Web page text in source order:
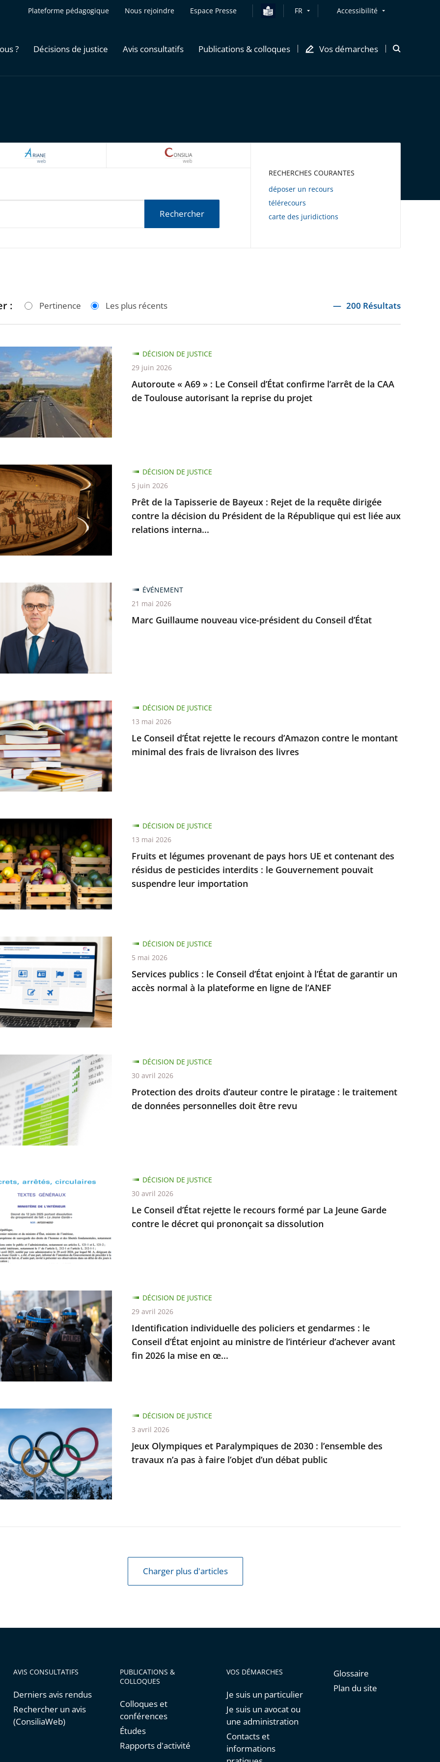
Plateforme pédagogique Nous rejoindre Espace Presse FR Accessibilité
? Décisions de justice Avis consultatifs Publications & colloques Vos démarches
Ouvrir
ARIANEWEB
Rechercher
RECHERCHES COURANTES
déposer un recours
télérecours
carte des juridictions
: Pertinence Les plus récents 200 Résultats
Autoroute « A69 » : Le Conseil d’État confirme l’arrêt de la CAA
de Toulouse autorisant la reprise du projet
DÉCISION DE JUSTICE
29 juin 2026
Prêt de la Tapisserie de Bayeux : Rejet de la requête dirigée
contre la décision du Président de la République qui est liée aux
relations interna...
DÉCISION DE JUSTICE
5 juin 2026
Marc Guillaume nouveau vice-président du Conseil d’État
ÉVÉNEMENT
21 mai 2026
Le Conseil d’État rejette le recours d’Amazon contre le montant
minimal des frais de livraison des livres
DÉCISION DE JUSTICE
13 mai 2026
Fruits et légumes provenant de pays hors UE et contenant des
résidus de pesticides interdits : le Gouvernement pouvait
suspendre leur importation
DÉCISION DE JUSTICE
13 mai 2026
Services publics : le Conseil d’État enjoint à l’État de garantir un
accès normal à la plateforme en ligne de l’ANEF
DÉCISION DE JUSTICE
5 mai 2026
Protection des droits d’auteur contre le piratage : le traitement
de données personnelles doit être revu
DÉCISION DE JUSTICE
30 avril 2026
Le Conseil d’État rejette le recours formé par La Jeune Garde
contre le décret qui prononçait sa dissolution
DÉCISION DE JUSTICE
30 avril 2026
Identification individuelle des policiers et gendarmes : le
Conseil d’État enjoint au ministre de l’intérieur d’achever avant
fin 2026 la mise en œ...
DÉCISION DE JUSTICE
29 avril 2026
Jeux Olympiques et Paralympiques de 2030 : l’ensemble des
travaux n’a pas à faire l’objet d’un débat public
DÉCISION DE JUSTICE
3 avril 2026
Charger plus d'articles
AVIS CONSULTATIFS
Derniers avis rendus
Rechercher un avis
(ConsiliaWeb)
PUBLICATIONS &
COLLOQUES
Colloques et
conférences
Études
Rapports d'activité
VOS DÉMARCHES
Je suis un particulier
Je suis un avocat ou
une administration
Contacts et
informations
Glossaire
Plan du site